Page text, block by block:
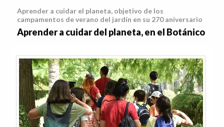
Aprender a cuidar el planeta, objetivo de los
campamentos de verano del jardín en su 270 aniversario
Aprender a cuidar del planeta, en el Botánico